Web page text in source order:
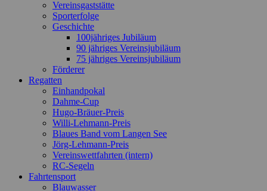
Vereinsgaststätte
Sporterfolge
Geschichte
100jähriges Jubiläum
90 jähriges Vereinsjubiläum
75 jähriges Vereinsjubiläum
Förderer
Regatten
Einhandpokal
Dahme-Cup
Hugo-Bräuer-Preis
Willi-Lehmann-Preis
Blaues Band vom Langen See
Jörg-Lehmann-Preis
Vereinswettfahrten (intern)
RC-Segeln
Fahrtensport
Blauwasser